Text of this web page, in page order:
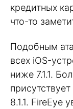
кредитных
что-то
Подобным
всех iOS-
ниже 7.1.1.
8.1.1. FireEye